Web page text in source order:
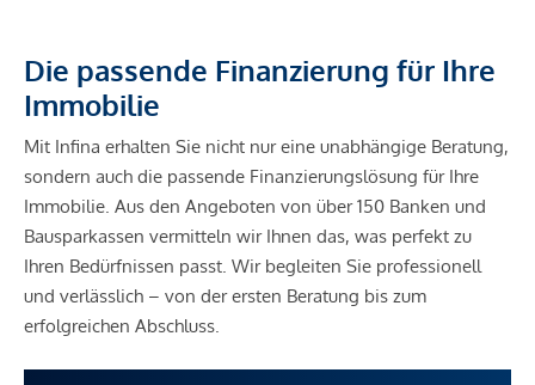
Die passende Finanzierung für Ihre
Immobilie
Mit Infina erhalten Sie nicht nur eine unabhängige Beratung,
sondern auch die passende Finanzierungslösung für Ihre
Immobilie. Aus den Angeboten von über 150 Banken und
Bausparkassen vermitteln wir Ihnen das, was perfekt zu
Ihren Bedürfnissen passt. Wir begleiten Sie professionell
und verlässlich – von der ersten Beratung bis zum
erfolgreichen Abschluss.